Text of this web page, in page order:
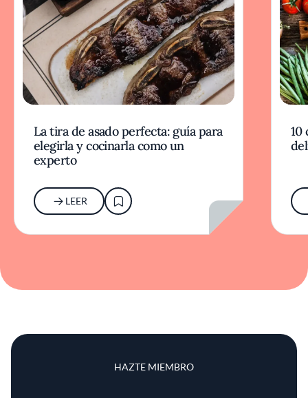
La tira de asado perfecta: guía para
elegirla y cocinarla como un
experto
LEER
10
HAZTE MIEMBRO